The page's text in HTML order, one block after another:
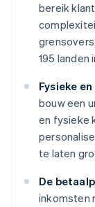
bereik
195 landen
Fysieke
bouw een
en fysieke
te laten
De
inkomsten